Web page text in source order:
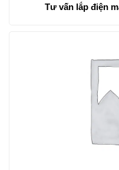
Tư vấn lắp điện